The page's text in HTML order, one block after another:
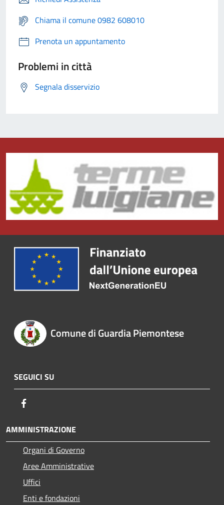
Chiama il comune 0982 608010
Prenota un appuntamento
Problemi in città
Segnala disservizio
Comune di Guardia Piemontese
SEGUICI SU
AMMINISTRAZIONE
Organi di Governo
Aree Amministrative
Uffici
Enti e fondazioni